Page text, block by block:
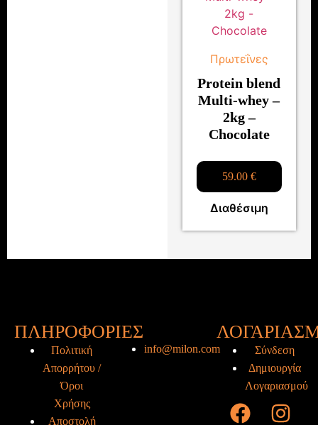
Πρωτεΐνες
Protein blend
Multi-whey –
2kg –
Chocolate
59.00 €
Διαθέσιμη
ΠΛΗΡΟΦΟΡΙΕΣ
Πολιτική
Απορρήτου /
Όροι
Χρήσης
Αποστολή
info@milon.com
Σύνδεση
Δημιουργία
Λογαριασμού